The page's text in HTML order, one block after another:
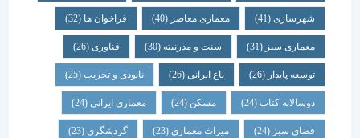
شهرسازی(41) معماری معاصر(40) فراخوان ها (32)
معماری سبز(31) سنت و مدرنیته(30) فناوری (26)
توسعه پایدار(26) باغ ایرانی(26) نابودی و تخریب(25)
دوسالانه کتاب(24) مسکن (24) معماری ایرانی(24)
فضای سبز(24) میراث معماری (23) گردشگری (23)